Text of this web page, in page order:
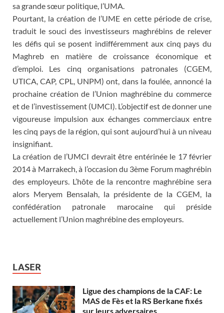
sa grande sœur politique, l’UMA.
Pourtant, la création de l’UME en cette période de crise,
traduit le souci des investisseurs maghrébins de relever
les défis qui se posent indifféremment aux cinq pays du
Maghreb en matière de croissance économique et
d’emploi. Les cinq organisations patronales (CGEM,
UTICA, CAP, CPL, UNPM) ont, dans la foulée, annoncé la
prochaine création de l’Union maghrébine du commerce
et de l’investissement (UMCI). L’objectif est de donner une
vigoureuse impulsion aux échanges commerciaux entre
les cinq pays de la région, qui sont aujourd’hui à un niveau
insignifiant.
La création de l’UMCI devrait être entérinée le 17 février
2014 à Marrakech, à l’occasion du 3ème Forum maghrébin
des employeurs. L’hôte de la rencontre maghrébine sera
alors Meryem Bensalah, la présidente de la CGEM, la
confédération patronale marocaine qui préside
actuellement l’Union maghrébine des employeurs.
LASER
Ligue des champions de la CAF: Le
MAS de Fès et la RS Berkane fixés
sur leurs adversaires